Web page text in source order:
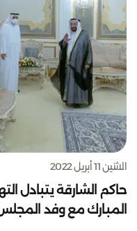
الاثنين 11 أبريل 2022
حاكم الشارقة يتبادل
المبارك مع وفد